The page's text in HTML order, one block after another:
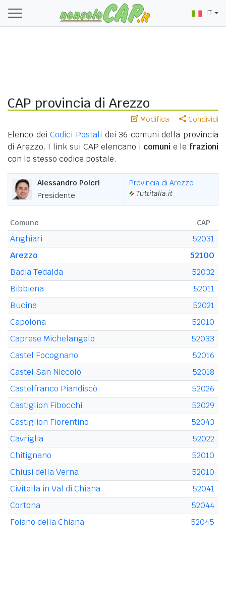
IT
CAP provincia di Arezzo
Modifica Condividi
Elenco deiCodici Postali dei 36 comuni della provincia
di Arezzo. I link sui CAP elencano i comuni e le frazioni
con lo stesso codice postale.
Alessandro Polcri
Presidente
Provincia di Arezzo
Tuttitalia.it
Comune CAP
Anghiari
52031
Arezzo
52100
Badia Tedalda
52032
Bibbiena
52011
Bucine
52021
Capolona
52010
Caprese Michelangelo
52033
Castel Focognano
52016
Castel San Niccolò
52018
Castelfranco Piandiscò
52026
Castiglion Fibocchi
52029
Castiglion Fiorentino
52043
Cavriglia
52022
Chitignano
52010
Chiusi della Verna
52010
Civitella in Val di Chiana
52041
Cortona
52044
Foiano della Chiana
52045